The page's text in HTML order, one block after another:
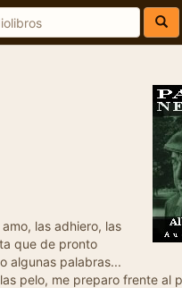
las adhiero, las
que de pronto
algunas palabras...
pelo, me preparo frente al